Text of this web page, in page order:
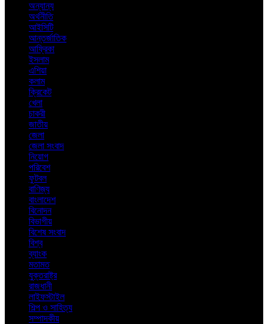
অন্যান্য
অর্থনীতি
আইসিটি
আন্তর্জাতিক
আফ্রিকা
ইসলাম
এশিয়া
কলাম
ক্রিকেট
খেলা
চাকরী
জাতীয়
জেলা
জেলা সংবাদ
নিয়োগ
পরিবেশ
ফুটবল
বাণিজ্য
বাংলাদেশ
বিনোদন
বিভাগীয়
বিশেষ সংবাদ
বিশ্ব
ব্যাংক
মতামত
যুক্তরাষ্ট্র
রাজধানী
লাইফস্টাইল
শিল্প ও সাহিত্য
সম্পাদকীয়